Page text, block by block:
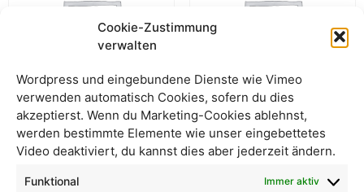
Cookie-Zustimmung
verwalten
Wordpress und eingebundene Dienste wie Vimeo
verwenden automatisch Cookies, sofern du dies
akzeptierst. Wenn du Marketing-Cookies ablehnst,
werden bestimmte Elemente wie unser eingebettetes
Video deaktiviert, du kannst dies aber jederzeit ändern.
Funktional Immer aktiv
Dinkel VK-Mehl( (L) Cremehonig 0,5 kg